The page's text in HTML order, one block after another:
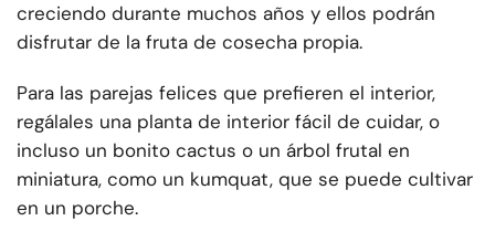
creciendo durante muchos años y ellos podrán
disfrutar de la fruta de cosecha propia.
Para las parejas felices que prefieren el interior,
regálales una planta de interior fácil de cuidar, o
incluso un bonito cactus o un árbol frutal en
miniatura, como un kumquat, que se puede cultivar
en un porche.